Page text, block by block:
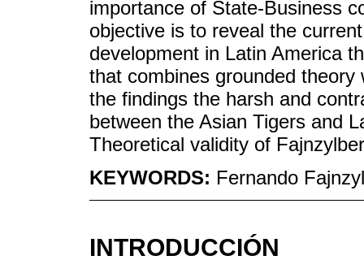
importance of State-Business
objective is to reveal the
development in Latin America
that combines grounded
the findings the harsh and
between the Asian Tigers and
Theoretical validity of
KEYWORDS: Fernando
INTRODUCCIÓN